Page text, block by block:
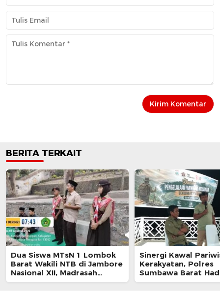
BERITA TERKAIT
Dua Siswa MTsN 1 Lombok
Barat Wakili NTB di Jambore
Nasional XII, Madrasah
Targetkan Pembina
Sinergi Kawal
Kerakyatan, Polres
Sumbawa Barat
Perjuangan dan